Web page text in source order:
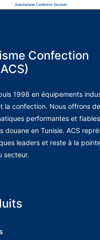
Confection
1998 en équipements
la confection. Nous offrons
performantes et
douane en Tunisie. ACS
leaders et reste à la
secteur.